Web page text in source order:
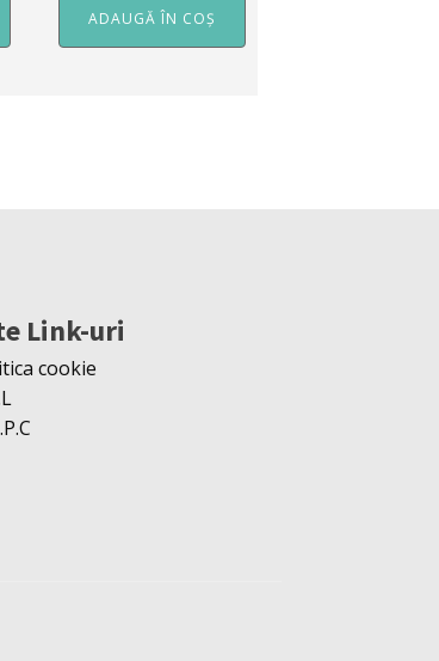
ADAUGĂ ÎN COȘ
Link-uri
cookie